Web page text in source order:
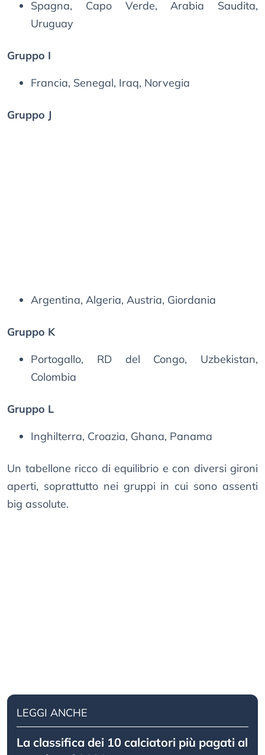
Spagna, Capo Verde, Arabia Saudita,
Uruguay
Gruppo I
Francia, Senegal, Iraq, Norvegia
Gruppo J
Argentina, Algeria, Austria, Giordania
Gruppo K
Portogallo, RD del Congo, Uzbekistan,
Colombia
Gruppo L
Inghilterra, Croazia, Ghana, Panama
Un tabellone ricco di equilibrio e con diversi gironi
aperti, soprattutto nei gruppi in cui sono assenti
big assolute.
LEGGI ANCHE
La classifica dei 10 calciatori più pagati al